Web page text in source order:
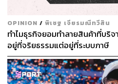
OPINION / พิเชฐ เจียรมณีทวีสิน
ทำไมธุรกิจยอมทำลายสินค้าที่บริจ
อยู่ที่จริยธรรมแต่อยู่ที่ระบบภาษี